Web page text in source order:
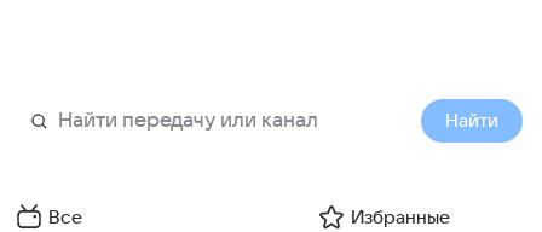
Найти
Все Избранные